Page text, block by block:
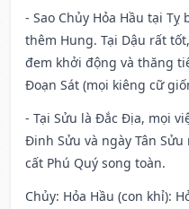
- Sao Chủy Hỏa Hầu tại
thêm Hung. Tại Dậu rất
đem khởi động và thăng
Đoạn Sát (mọi kiêng cữ
- Tại Sửu là Đắc Địa, mọi
Đinh Sửu và ngày Tân
cất Phú Quý song toàn.
Chủy: Hỏa Hầu (con khỉ):